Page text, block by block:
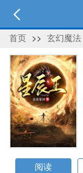
首页 >> 玄幻魔法
阅读